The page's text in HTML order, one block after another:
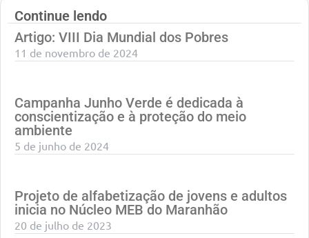
Continue lendo
Artigo: VIII Dia Mundial dos Pobres
11 de novembro de 2024
Campanha Junho Verde é dedicada à
conscientização e à proteção do meio
ambiente
5 de junho de 2024
Projeto de alfabetização de jovens e adultos
inicia no Núcleo MEB do Maranhão
20 de julho de 2023